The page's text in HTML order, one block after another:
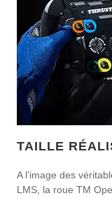
TAILLE
A l’image des
LMS, la roue TM